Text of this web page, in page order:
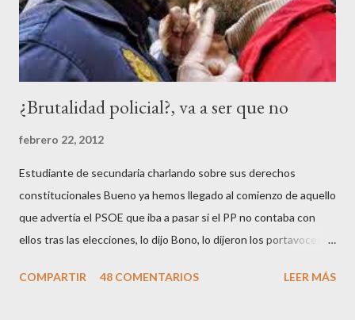
¿Brutalidad policial?, va a ser que no
febrero 22, 2012
Estudiante de secundaria charlando sobre sus derechos
constitucionales Bueno ya hemos llegado al comienzo de aquello
que advertía el PSOE que iba a pasar si el PP no contaba con
ellos tras las elecciones, lo dijo Bono, lo dijeron los portavoces
los okupas, los red skins, los sharps o los anarcos porque a estos
COMPARTIR 48 COMENTARIOS LEER MÁS